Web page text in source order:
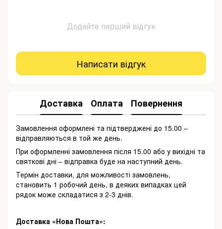
Додайте перший відгук
Написати відгук
Доставка Оплата Повернення
Замовлення оформлені та підтверджені до 15.00 –
відправляються в той же день.
При оформленні замовлення після 15.00 або у вихідні та
святкові дні – відправка буде на наступний день.
Термін доставки, для можливості замовлень,
становить 1 робочий день, в деяких випадках цей
рядок може складатися з 2-3 днів.
Доставка «Нова Пошта»: